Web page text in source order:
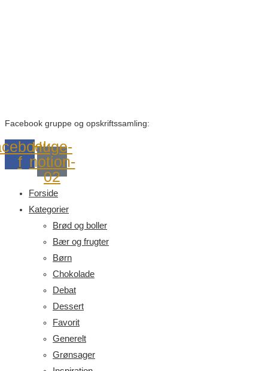
Facebook gruppe og opskriftssamling:
f
Huge-
notion-
02
Forside
Kategorier
Brød og boller
Bær og frugter
Børn
Chokolade
Debat
Dessert
Favorit
Generelt
Grønsager